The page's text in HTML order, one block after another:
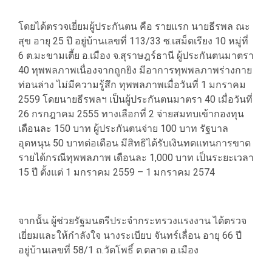
โดยได้ตรวจเยี่ยมผู้ประกันตน คือ รายแรก นายธีรพล ณะ
สุข อายุ 25 ปี อยู่บ้านเลขที่ 113/33 ซ.เสม็ดเรียง 10 หมู่ที่
6 ต.มะขามเตี้ย อ.เมือง จ.สุราษฎร์ธานี ผู้ประกันตนมาตรา
40 ทุพพลภาพเนื่องจากถูกยิง มีอาการทุพพลภาพร่างกาย
ท่อนล่าง ไม่มีความรู้สึก ทุพพลภาพเมื่อวันที่ 1 มกราคม
2559 โดยนายธีรพลฯ เป็นผู้ประกันตนมาตรา 40 เมื่อวันที่
26 กรกฎาคม 2555 ทางเลือกที่ 2 จ่ายสมทบเข้ากองทุน
เดือนละ 150 บาท ผู้ประกันตนจ่าย 100 บาท รัฐบาล
อุดหนุน 50 บาทต่อเดือน มีสิทธิได้รับเงินทดแทนการขาด
รายได้กรณีทุพพลภาพ เดือนละ 1,000 บาท เป็นระยะเวลา
15 ปี ตั้งแต่ 1 มกราคม 2559 – 1 มกราคม 2574
จากนั้น ผู้ช่วยรัฐมนตรีประจำกระทรวงแรงงาน ได้ตรวจ
เยี่ยมและให้กำลังใจ นางระเบียบ จันทร์เลื่อน อายุ 66 ปี
อยู่บ้านเลขที่ 58/1 ถ.วัดโพธิ์ ต.ตลาด อ.เมือง